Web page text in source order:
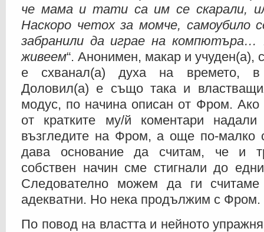
че мама и тати са им се скарали,
Наскоро четох за момче, самоубило
забранили да играе на
живеем“. Анонимен, макар и учуден(а),
е схванал(а) духа на времето, в
Доловил(а) е също така и
модус, по начина описан от Фром.
от кратките му/й коментари
възгледите на Фром, а още по-малко
дава основание да считам, че и
собствен начин сме стигнали до
Следователно можем да ги
адекватни. Но нека продължим с Фром.
По повод на властта и нейното